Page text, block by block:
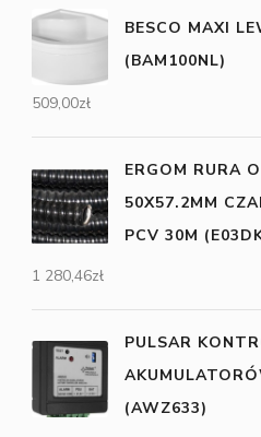
BESCO MAXI
(BAM100NL)
509,00zł
ERGOM RURA
50X57.2MM
PCV 30M
1 280,46zł
PULSAR
(AWZ633)